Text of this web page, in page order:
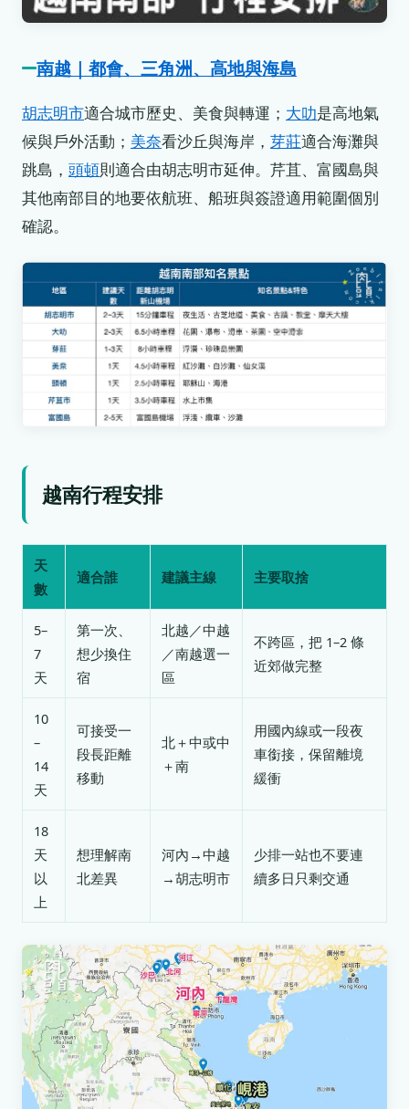
南越｜都會、三角洲、高地與海島
胡志明市適合城市歷史、美食與轉運； 大叻是高地氣
候與戶外活動； 美奈看沙丘與海岸， 芽莊適合海灘與
跳島， 頭頓則適合由胡志明市延伸。芹苴、富國島與
其他南部目的地要依航班、船班與簽證適用範圍個別
確認。
越南行程安排
天
數
適合誰 建議主線 主要取捨
5–
7
天
第一次、
想少換住
宿
北越／中越
／南越選一
區
不跨區，把 1–2 條
近郊做完整
10
–
14
天
可接受一
段長距離
移動
北＋中或中
＋南
用國內線或一段夜
車銜接，保留離境
緩衝
18
天
以
上
想理解南
北差異
河內→中越
→胡志明市
少排一站也不要連
續多日只剩交通